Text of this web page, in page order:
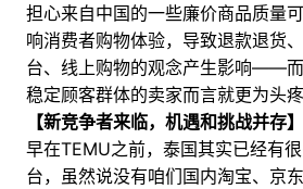
担心来自中国的一些廉价商品质量
响消费者购物体验，导致退款退货
台、线上购物的观念产生影响——
稳定顾客群体的卖家而言就更为头疼
【新竞争者来临，机遇和挑战并存】
早在TEMU之前，泰国其实已经有
台，虽然说没有咱们国内淘宝、京